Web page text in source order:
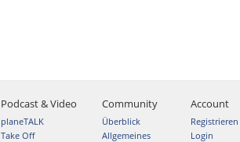
Podcast & Video
planeTALK
Take Off
Community
Überblick
Allgemeines
Account
Registrieren
Login